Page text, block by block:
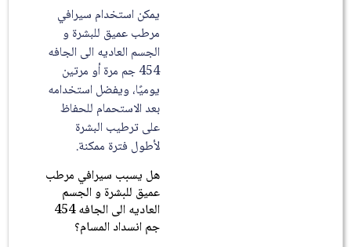
يمكن استخدام سيرافي
مرطب عميق للبشرة و
الجسم العاديه الى الجافه
454 جم مرة أو مرتين
يوميًا، ويفضل استخدامه
بعد الاستحمام للحفاظ
على ترطيب البشرة
لأطول فترة ممكنة.
هل يسبب سيرافي مرطب
عميق للبشرة و الجسم
العاديه الى الجافه 454
جم انسداد المسام؟